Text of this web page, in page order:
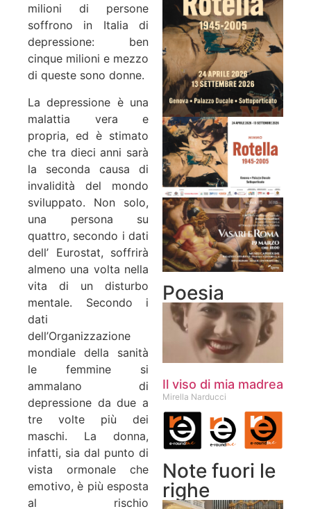
milioni di persone
soffrono in Italia di
depressione: ben
cinque milioni e mezzo
di queste sono donne.
La depressione è una
malattia vera e
propria, ed è stimato
che tra dieci anni sarà
la seconda causa di
invalidità del mondo
sviluppato. Non solo,
una persona su
quattro, secondo i dati
dell’ Eurostat, soffrirà
almeno una volta nella
vita di un disturbo
mentale. Secondo i
dati
dell’Organizzazione
mondiale della sanità
le femmine si
ammalano di
depressione da due a
tre volte più dei
maschi. La donna,
infatti, sia dal punto di
vista ormonale che
emotivo, è più esposta
al rischio
Poesia
Il viso di mia madrea
Mirella Narducci
Note fuori le
righe